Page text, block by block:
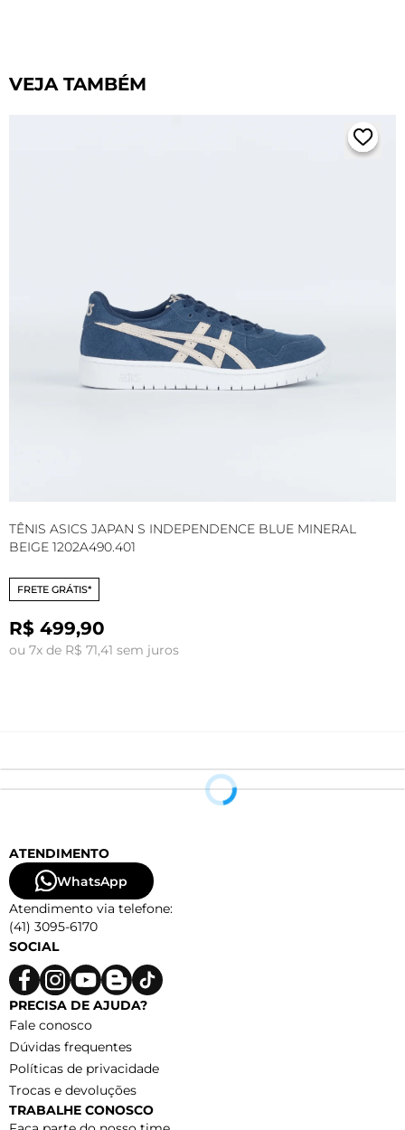
VEJA TAMBÉM
TÊNIS ASICS JAPAN S INDEPENDENCE BLUE MINERAL
BEIGE 1202A490.401
FRETE GRÁTIS*
R$ 499,90
ou 7x de R$ 71,41 sem juros
ATENDIMENTO
WhatsApp
Atendimento via telefone:
(41) 3095-6170
SOCIAL
PRECISA DE AJUDA?
Fale conosco
Dúvidas frequentes
Políticas de privacidade
Trocas e devoluções
TRABALHE CONOSCO